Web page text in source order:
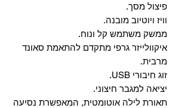
פיצול מסך.
וויז ויוטיוב מובנה.
ממשק משתמש קל ונוח.
איקוולייזר גרפי מתקדם להתאמת סאונד
מרבית.
זוג חיבורי USB.
יציאה למגבר חיצוני.
תאורת לילה אוטומטית, המאפשרת נסיעה